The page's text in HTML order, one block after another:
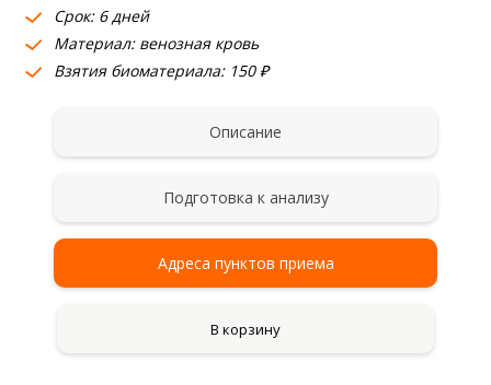
Срок: 6 дней
Материал: венозная кровь
Взятия биоматериала: 150 ₽
Описание
Подготовка к анализу
Адреса пунктов приема
В корзину